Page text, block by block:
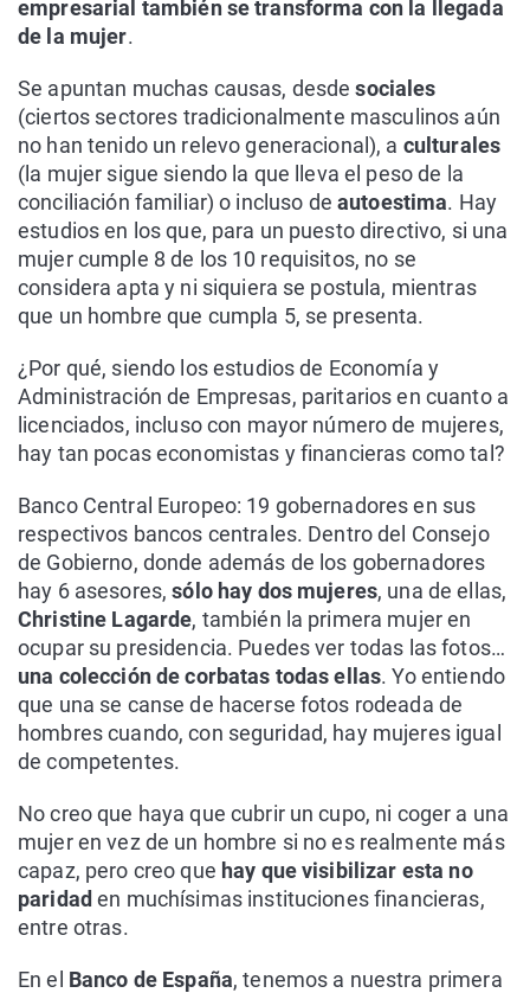
empresarial también se transforma con la llegada
de la mujer.
Se apuntan muchas causas, desdesociales
(ciertos sectores tradicionalmente masculinos aún
no han tenido un relevo generacional), a culturales
(la mujer sigue siendo la que lleva el peso de la
conciliación familiar) o incluso deautoestima. Hay
estudios en los que, para un puesto directivo, si una
mujer cumple 8 de los 10 requisitos, no se
considera apta y ni siquiera se postula, mientras
que un hombre que cumpla 5, se presenta.
¿Por qué, siendo los estudios de Economía y
Administración de Empresas, paritarios en cuanto a
licenciados, incluso con mayor número de mujeres,
hay tan pocas economistas y financieras como tal?
Banco Central Europeo: 19 gobernadores en sus
respectivos bancos centrales. Dentro del Consejo
de Gobierno, donde además de los gobernadores
hay 6 asesores, sólo hay dos mujeres, una de ellas,
Christine Lagarde, también la primera mujer en
ocupar su presidencia. Puedes ver todas las fotos…
una colección de corbatas todas ellas. Yo entiendo
que una se canse de hacerse fotos rodeada de
hombres cuando, con seguridad, hay mujeres igual
de competentes.
No creo que haya que cubrir un cupo, ni coger a una
mujer en vez de un hombre si no es realmente más
capaz, pero creo que hay que visibilizar esta no
paridaden muchísimas instituciones financieras,
entre otras.
En el Banco de España, tenemos a nuestra primera